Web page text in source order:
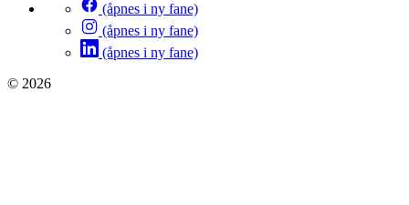
(åpnes i ny fane)
(åpnes i ny fane)
(åpnes i ny fane)
© 2026